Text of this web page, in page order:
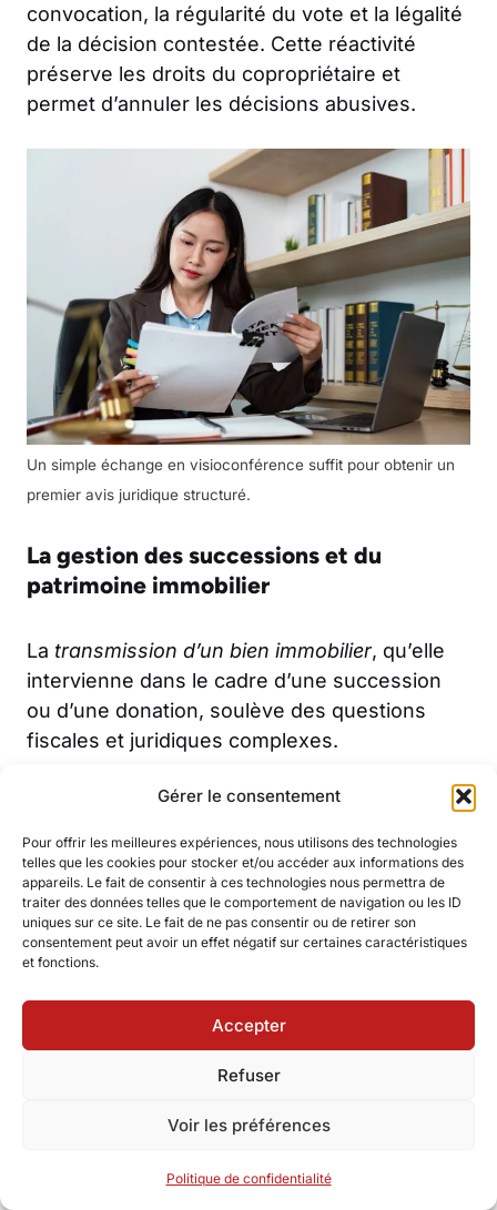
Gérer le consentement
Pour offrir les meilleures expériences, nous utilisons des technologies
telles que les cookies pour stocker et/ou accéder aux informations des
appareils. Le fait de consentir à ces technologies nous permettra de
traiter des données telles que le comportement de navigation ou les ID
uniques sur ce site. Le fait de ne pas consentir ou de retirer son
consentement peut avoir un effet négatif sur certaines caractéristiques
et fonctions.
Accepter
Refuser
Voir les préférences
Politique de confidentialité
convocation, la régularité du vote et la légalité
de la décision contestée. Cette réactivité
préserve les droits du copropriétaire et
permet d’annuler les décisions abusives.
Un simple échange en visioconférence suffit pour obtenir un
premier avis juridique structuré.
La gestion des successions et du
patrimoine immobilier
La transmission d’un bien immobilier, qu’elle
intervienne dans le cadre d’une succession
ou d’une donation, soulève des questions
fiscales et juridiques complexes.
Le calcul des droits de mutation, le choix du
société civile immobilière nécessitent un
accompagnement spécialisé.
Les avocats en ligne apportent leur expertise
stratégies patrimoniales adaptées à chaque
partenaires de PACS doivent respecter des